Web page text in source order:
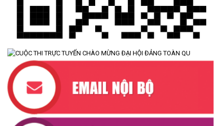
LẦN THỨ SÁU (MỞ RỘNG)
(07/07/2026)
NÂNG CAO HIỆU QUẢ QUẢN LÝ TÍN DỤNG CHÍNH SÁCH XÃ HỘI
TRÊN ĐỊA BÀN XÃ CƯ M'TA
(07/07/2026)
UBND XÃ CƯ M’TA CÔNG KHAI DANH MỤC THỦ TỤC HÀNH
CHÍNH THỰC HIỆN MỘT PHẦN